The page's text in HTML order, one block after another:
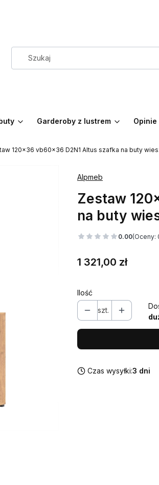
Garderoby z lustrem Opinie
120x36 vb60x36 D2N1 Altus szafka na buty
Alpmeb
Zestaw
na buty
0.00(Oceny:
Cena
1 321,00 zł
Ilość
szt.
Czas wysyłki:3 dni